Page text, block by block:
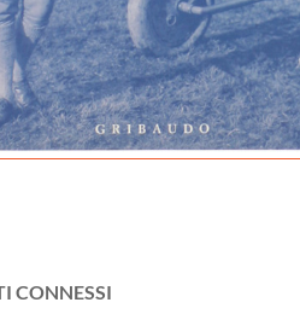
CONNESSI